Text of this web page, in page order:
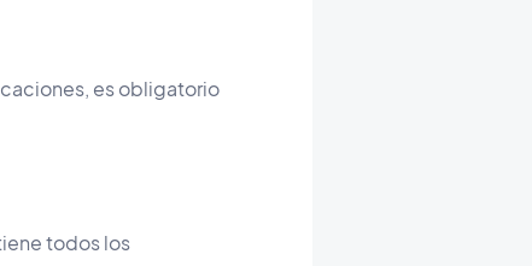
es obligatorio
todos los